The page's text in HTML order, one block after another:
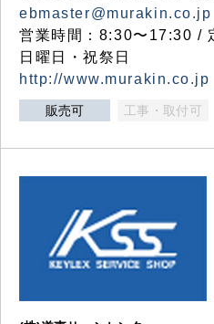
ebmaster@murakin.co.jp
営業時間：8:30〜17:30 /
日曜日・祝祭日
http://www.murakin.co.jp
販売可 工事・取付可